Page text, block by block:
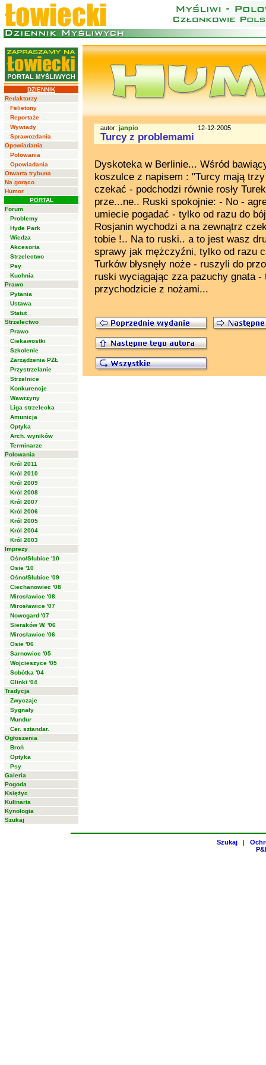
DZIENNIK
Redaktorzy
Felietony
Reportaże
Wywiady
Sprawozdania
Opowiadania
Polowania
Opowiadania
Otwarta trybuna
Na gorąco
Humor
PORTAL
Forum
Problemy
Hyde Park
Wiedza
Akcesoria
Strzelectwo
Psy
Kuchnia
Prawo
Pytania
Ustawa
Statut
Strzelectwo
Prawo
Ciekawostki
Szkolenie
Zarządzenia PZŁ
Przystrzelanie
Strzelnice
Konkurencje
Wawrzyny
Liga strzelecka
Amunicja
Optyka
Arch. wyników
Terminarze
Polowania
Król 2011
Król 2010
Król 2009
Król 2008
Król 2007
Król 2006
Król 2005
Król 2004
Król 2003
Imprezy
Ośno/Słubice '10
Osie '10
Ośno/Słubice '09
Ciechanowiec '08
Mirosławice '08
Mirosławice '07
Nowogard '07
Sieraków W. '06
Mirosławice '06
Osie '06
Sarnowice '05
Wojcieszyce '05
Sobótka '04
Glinki '04
Tradycja
Zwyczaje
Sygnały
Mundur
Cer. sztandar.
Ogłoszenia
Broń
Optyka
Psy
Galeria
Pogoda
Księżyc
Kulinaria
Kynologia
Szukaj
autor: janpio 12-12-2005
Turcy z problemami
Dyskoteka w Berlinie... Wśród
koszulce z napisem : "Turcy mają
czekać - podchodzi równie rosły
prze...ne.. Ruski spokojnie: - No -
umiecie pogadać - tylko od razu do
Rosjanin wychodzi a na zewnątrz
tobie !.. Na to ruski.. a to jest wasz
sprawy jak mężczyźni, tylko od razu
Turków błysnęły noże - ruszyli do
ruski wyciągając zza pazuchy gnata
przychodzicie z nożami...
Szukaj |